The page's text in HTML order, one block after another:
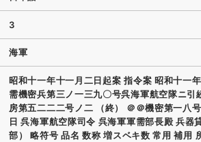
3
海軍
昭和十一年十一月二日起案 指令案 昭和十一
需機密兵第三ノ一三九〇号呉海軍航空隊ニ引
房第五二二二号ノ二 （終） ＠＠機密第一八
日 呉海軍航空隊司令 呉海軍軍需部長殿 兵器
部） 略符号 品名 数称 増スベキ数 常用 補用